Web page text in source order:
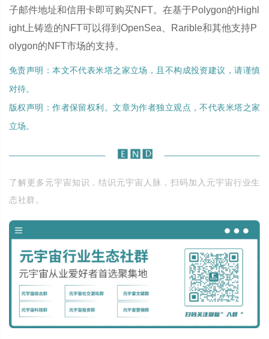
子邮件地址和信用卡即可购买NFT。在基于Polygon的Highl
ight上铸造的NFT可以得到OpenSea、Rarible和其他支持P
olygon的NFT市场的支持。
免责声明：本文不代表米塔之家立场，且不构成投资建议，请谨慎
对待。
版权声明：作者保留权利。文章为作者独立观点，不代表米塔之家
立场。
了解更多元宇宙知识，结识元宇宙人脉，扫码加入元宇宙行业生
态社群。